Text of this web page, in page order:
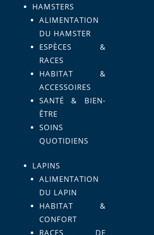
HAMSTERS
ALIMENTATION
DU HAMSTER
ESPÈCES &
RACES
HABITAT &
ACCESSOIRES
SANTÉ & BIEN-
ÊTRE
SOINS
QUOTIDIENS
LAPINS
ALIMENTATION
DU LAPIN
HABITAT &
CONFORT
RACES DE